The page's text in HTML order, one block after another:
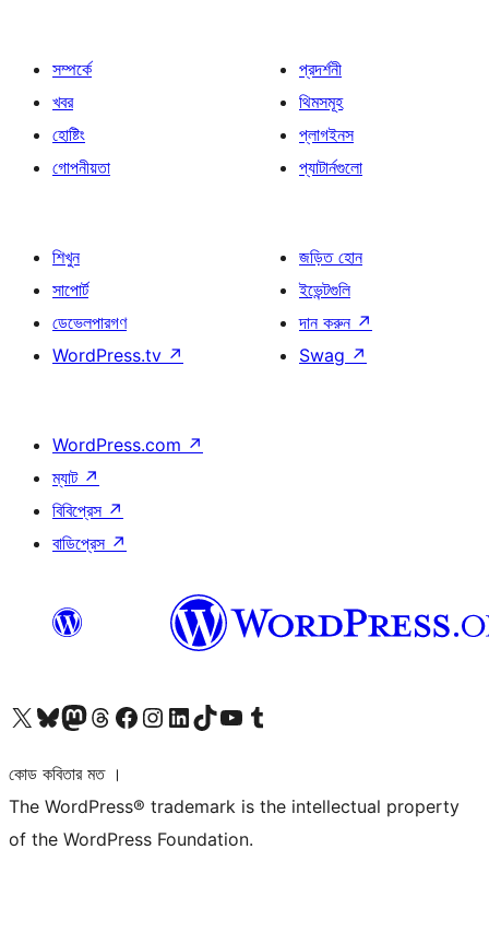
সম্পর্কে
খবর
হোষ্টিং
গোপনীয়তা
প্রদর্শনী
থিমসমূহ
প্লাগইনস
প্যাটার্নগুলো
শিখুন
সাপোর্ট
ডেভেলপারগণ
WordPress.tv ↗
জড়িত হোন
ইভেন্টগুলি
দান করুন ↗
Swag ↗
WordPress.com ↗
ম্যাট ↗
বিবিপ্রেস ↗
বাডিপ্রেস ↗
আমাদের X (আগের টুইটার) অ্যাকাউন্টে যানআমাদের Bluesky অ্যাকাউন্টটি দেখুনআমাদের মাস্টোডন অ্যাকাউন্টটি দেখুনআমাদের থ্রেডস অ্যাকাউন্টটি দেখুনআমাদের ফেসবুক পেজ দেখুনআমাদের ইন্সটাগ্রাম অ্যাকাউন্ট দেখুনআমাদের লিঙ্কডইন অ্যাকাউন্টে যানআমাদের TikTok অ্যাকাউন্টটি দেখুনআমাদের ইউটিউব চ্যানেলে যান আমাদের টাম্বলার অ্যাকাউন্ট দেখুন
কোড কবিতার মত ।
The WordPress® trademark is the intellectual property
of the WordPress Foundation.